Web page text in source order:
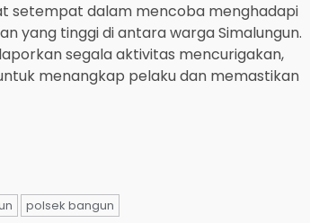
setempat dalam mencoba menghadapi
yang tinggi di antara warga Simalungun.
segala aktivitas mencurigakan,
menangkap pelaku dan memastikan
polsek bangun